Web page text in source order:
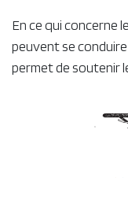
En ce qui concerne
peuvent se
permet de soutenir